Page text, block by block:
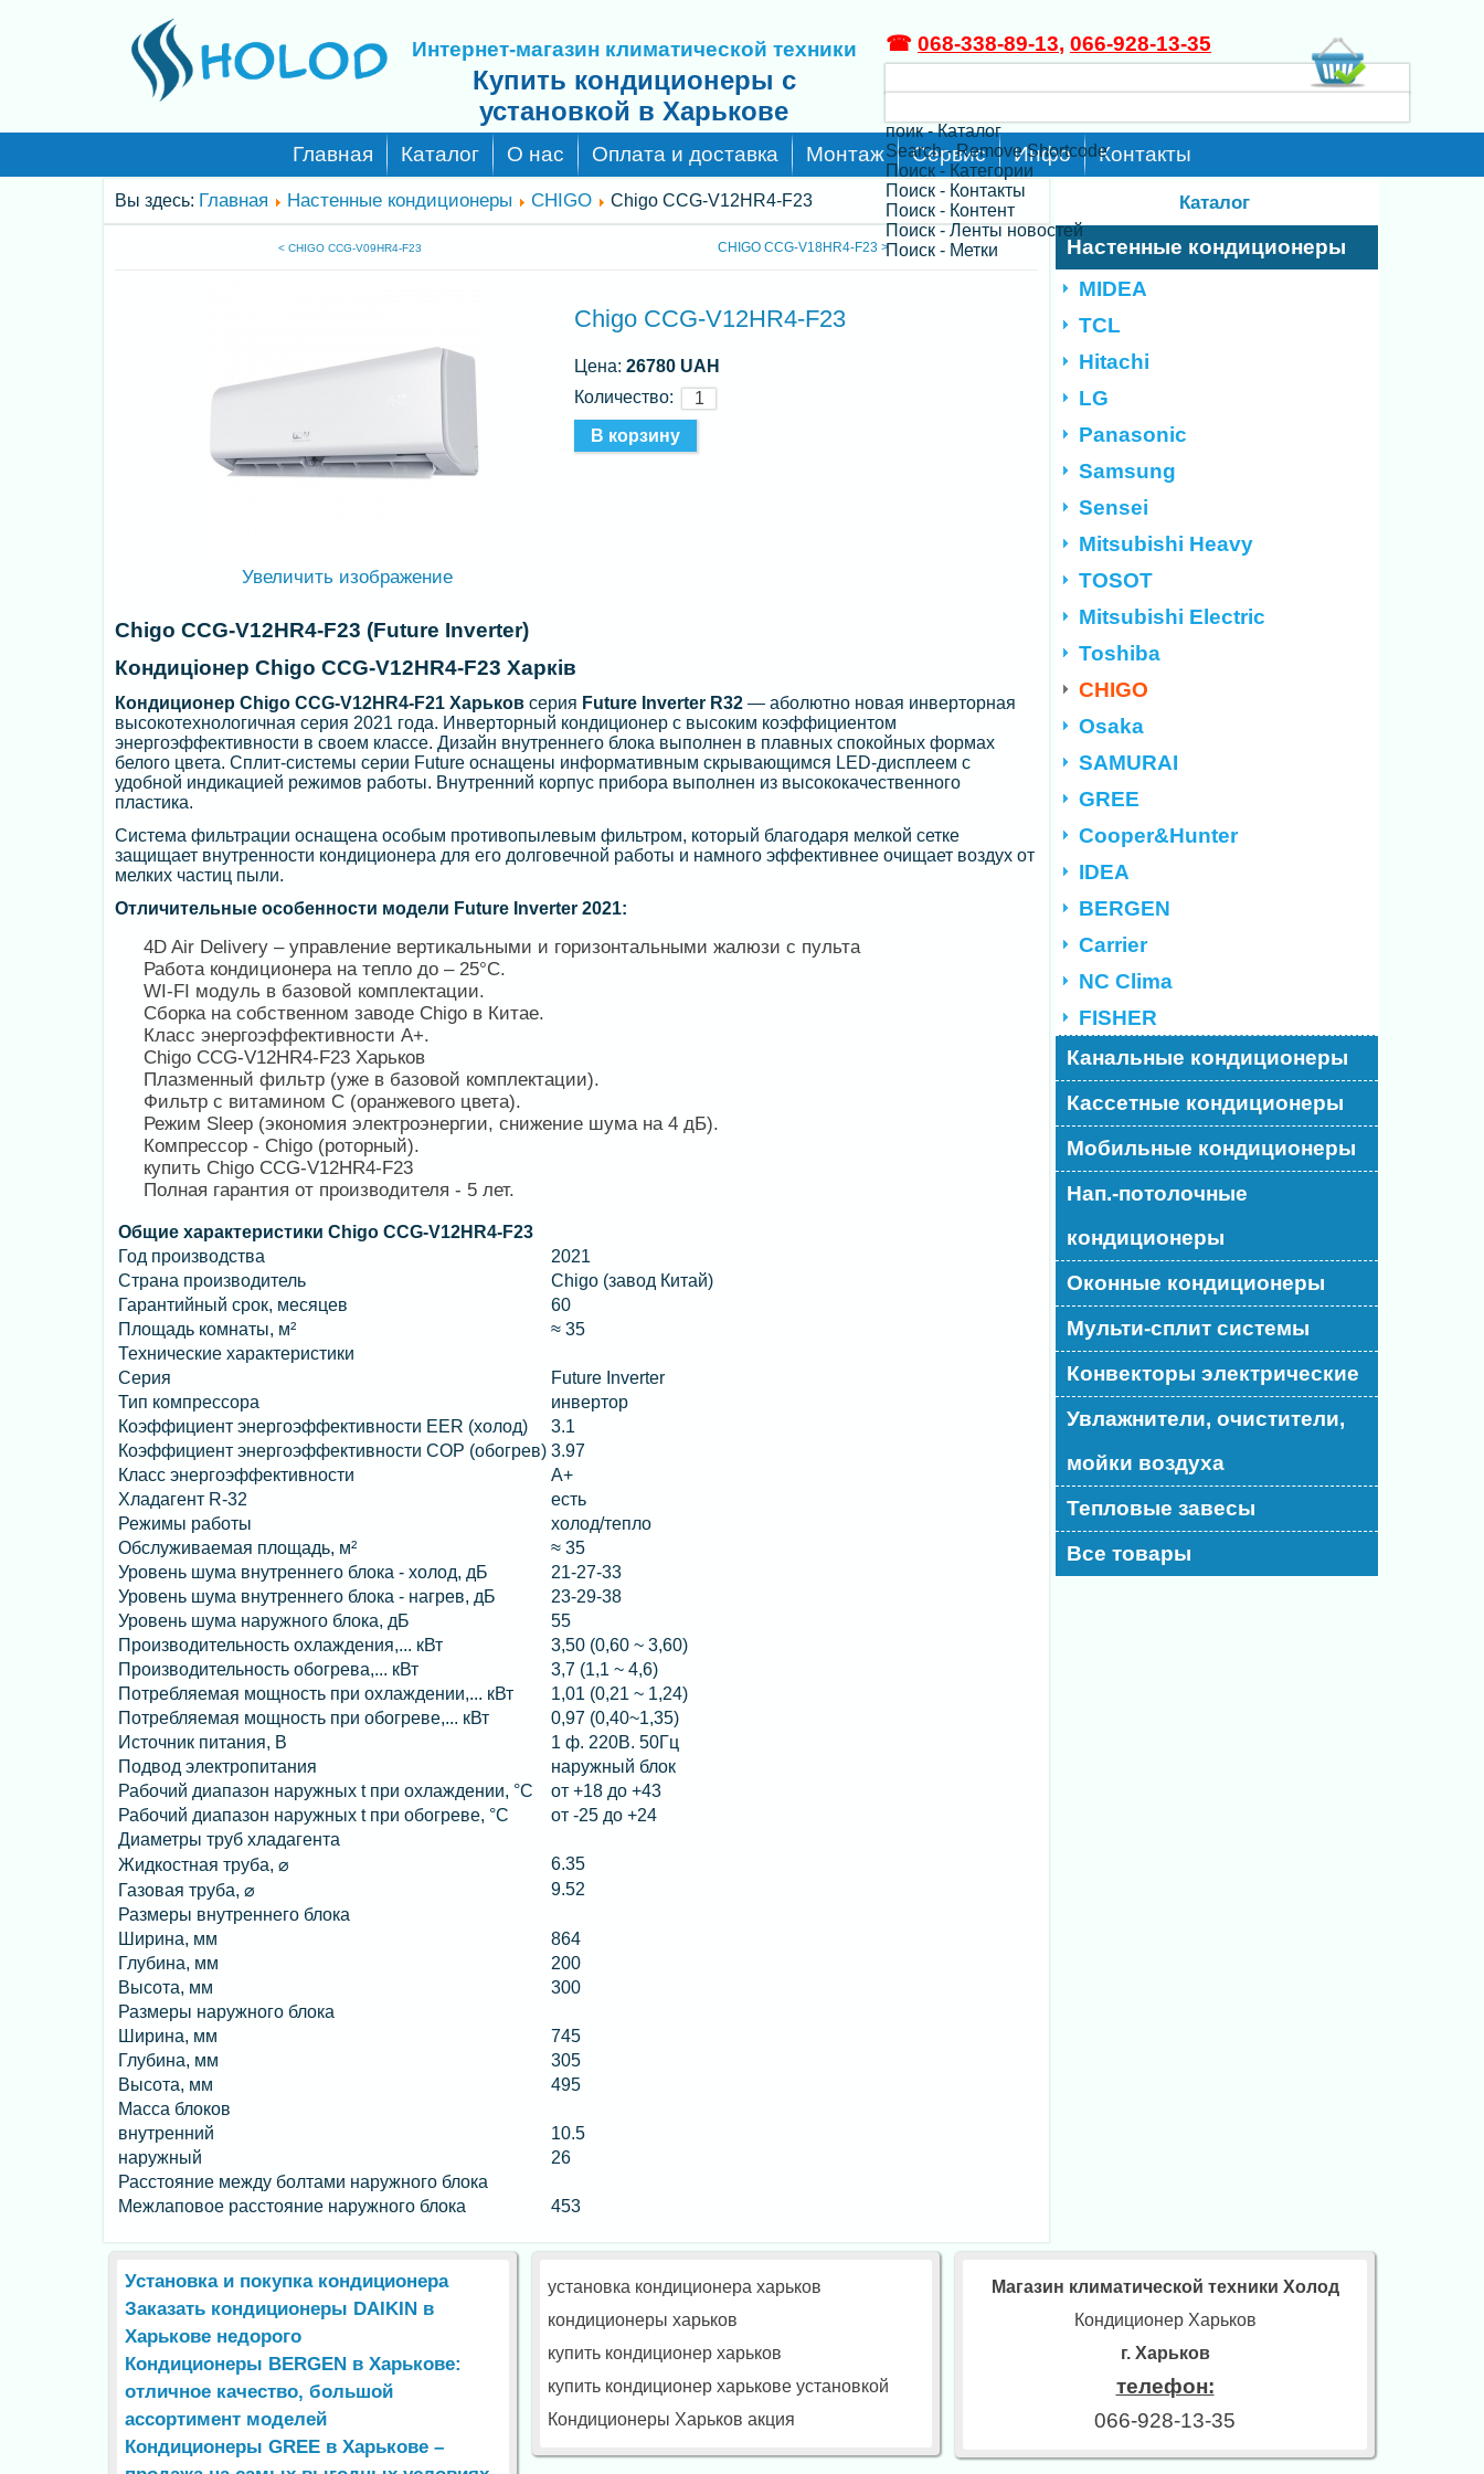
Интернет-магазин климатической техники
Купить кондиционеры с
установкой в Харькове
поик - Каталог
Search - Remove Shortcode
Поиск - Категории
Поиск - Контакты
Поиск - Контент
Поиск - Ленты новостей
Поиск - Метки
☎ 068-338-89-13, 066-928-13-35
Главная Каталог О нас Оплата и доставка Монтаж Сервис Инфо Контакты
Вы здесь: Главная Настенные кондиционеры CHIGO Chigo CCG-V12HR4-F23
< CHIGO CCG-V09HR4-F23 CHIGO CCG-V18HR4-F23 >
Увеличить изображение
Chigo CCG-V12HR4-F23
Цена:26780 UAH
Количество:
Chigo CCG-V12HR4-F23 (Future Inverter)
Кондиціонер Chigo CCG-V12HR4-F23 Харків
Кондиционер Chigo CCG-V12HR4-F21 Харьков серия Future Inverter R32 — аболютно новая инверторная
высокотехнологичная серия 2021 года. Инверторный кондиционер с высоким коэффициентом
энергоэффективности в своем классе. Дизайн внутреннего блока выполнен в плавных спокойных формах
белого цвета. Сплит-системы серии Future оснащены информативным скрывающимся LED-дисплеем с
удобной индикацией режимов работы. Внутренний корпус прибора выполнен из высококачественного
пластика.
Система фильтрации оснащена особым противопылевым фильтром, который благодаря мелкой сетке
защищает внутренности кондиционера для его долговечной работы и намного эффективнее очищает воздух от
мелких частиц пыли.
Отличительные особенности модели Future Inverter 2021:
4D Air Delivery – управление вертикальными и горизонтальными жалюзи с пульта
Работа кондиционера на тепло до – 25°C.
WI-FI модуль в базовой комплектации.
Сборка на собственном заводе Chigo в Китае.
Класс энергоэффективности А+.
Chigo CCG-V12HR4-F23 Харьков
Плазменный фильтр (уже в базовой комплектации).
Фильтр с витамином С (оранжевого цвета).
Режим Sleep (экономия электроэнергии, снижение шума на 4 дБ).
Компрессор - Chigo (роторный).
купить Chigo CCG-V12HR4-F23
Полная гарантия от производителя - 5 лет.
Общие характеристики Chigo CCG-V12HR4-F23
Год производства
2021
Страна производитель
Chigo (завод Китай)
Гарантийный срок, месяцев
60
Площадь комнаты, м²
≈ 35
Технические характеристики
Серия
Future Inverter
Тип компрессора
инвертор
Коэффициент энергоэффективности EER (холод)
3.1
Коэффициент энергоэффективности COP (обогрев) 3.97
Класс энергоэффективности
A+
Хладагент R-32
есть
Режимы работы
холод/тепло
Обслуживаемая площадь, м²
≈ 35
Уровень шума внутреннего блока - холод, дБ
21-27-33
Уровень шума внутреннего блока - нагрев, дБ
23-29-38
Уровень шума наружного блока, дБ
55
Производительность охлаждения,... кВт
3,50 (0,60 ~ 3,60)
Производительность обогрева,... кВт
3,7 (1,1 ~ 4,6)
Потребляемая мощность при охлаждении,... кВт
1,01 (0,21 ~ 1,24)
Потребляемая мощность при обогреве,... кВт
0,97 (0,40~1,35)
Источник питания, В
1 ф. 220B. 50Гц
Подвод электропитания
наружный блок
Рабочий диапазон наружных t при охлаждении, °C
от +18 до +43
Рабочий диапазон наружных t при обогреве, °C
от -25 до +24
Диаметры труб хладагента
Жидкостная труба, ⌀
6.35
Газовая труба, ⌀
9.52
Размеры внутреннего блока
Ширина, мм
864
Глубина, мм
200
Высота, мм
300
Размеры наружного блока
Ширина, мм
745
Глубина, мм
305
Высота, мм
495
Масса блоков
внутренний
10.5
наружный
26
Расстояние между болтами наружного блока
Межлаповое расстояние наружного блока
453
Каталог
Настенные кондиционеры
MIDEA
TCL
Hitachi
LG
Panasonic
Samsung
Sensei
Mitsubishi Heavy
TOSOT
Mitsubishi Electric
Toshiba
CHIGO
Osaka
SAMURAI
GREE
Cooper&Hunter
IDEA
BERGEN
Carrier
NC Clima
FISHER
Канальные кондиционеры
Кассетные кондиционеры
Мобильные кондиционеры
Нап.-потолочные
кондиционеры
Оконные кондиционеры
Мульти-сплит системы
Конвекторы электрические
Увлажнители, очистители,
мойки воздуха
Тепловые завесы
Все товары
Установка и покупка кондиционера
Заказать кондиционеры DAIKIN в
Харькове недорого
Кондиционеры BERGEN в Харькове:
отличное качество, большой
ассортимент моделей
Кондиционеры GREE в Харькове –
установка кондиционера харьков
кондиционеры харьков
купить кондиционер харьков
купить кондиционер харькове установкой
Кондиционеры Харьков акция
Магазин климатической техники Холод
Кондиционер Харьков
г. Харьков
телефон:
066-928-13-35